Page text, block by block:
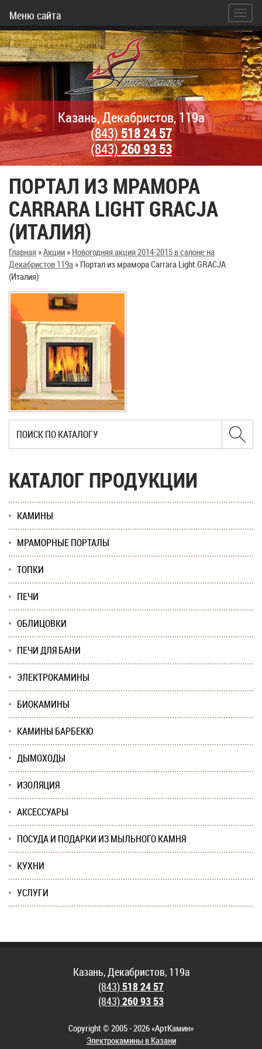
Меню сайта
Казань, Декабристов, 119а
(843)518 24 57
(843)260 93 53
ПОРТАЛ ИЗ МРАМОРА
CARRARA LIGHT GRACJA
(ИТАЛИЯ)
Главная»Акции» Новогодняя акция 2014-2015 в салоне на
Декабристов 119а» Портал из мрамора Carrara Light GRACJA
(Италия)
КАТАЛОГ ПРОДУКЦИИ
КАМИНЫ
МРАМОРНЫЕ ПОРТАЛЫ
ТОПКИ
ПЕЧИ
ОБЛИЦОВКИ
ПЕЧИ ДЛЯ БАНИ
ЭЛЕКТРОКАМИНЫ
БИОКАМИНЫ
КАМИНЫ БАРБЕКЮ
ДЫМОХОДЫ
ИЗОЛЯЦИЯ
АКСЕССУАРЫ
ПОСУДА И ПОДАРКИ ИЗ МЫЛЬНОГО КАМНЯ
КУХНИ
УСЛУГИ
Казань, Декабристов, 119а
(843)518 24 57
(843)260 93 53
Copyright © 2005 - 2026 «АртКамин»
Электрокамины в Казани